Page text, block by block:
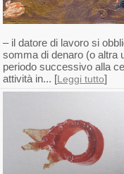
– il datore di lavoro si
somma di denaro (o altra
periodo successivo alla
attività in... [Leggi tutto]